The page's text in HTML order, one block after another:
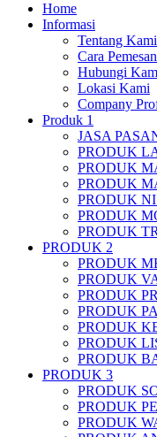
Home
Informasi
Tentang Kami
Cara
Hubungi
Lokasi Kami
Company
Produk 1
JASA
PRODUK
PRODUK
PRODUK
PRODUK
PRODUK
PRODUK
PRODUK 2
PRODUK
PRODUK
PRODUK
PRODUK
PRODUK
PRODUK
PRODUK
PRODUK 3
PRODUK
PRODUK
PRODUK